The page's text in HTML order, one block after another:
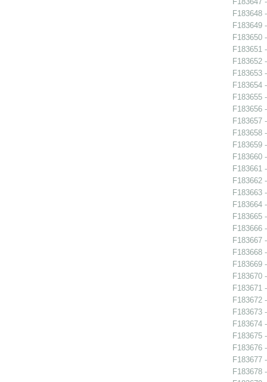
F183648
F183649
F183650
F183651
F183652
F183653
F183654
F183655
F183656
F183657
F183658
F183659
F183660
F183661
F183662
F183663
F183664
F183665
F183666
F183667
F183668
F183669
F183670
F183671
F183672
F183673
F183674
F183675
F183676
F183677
F183678